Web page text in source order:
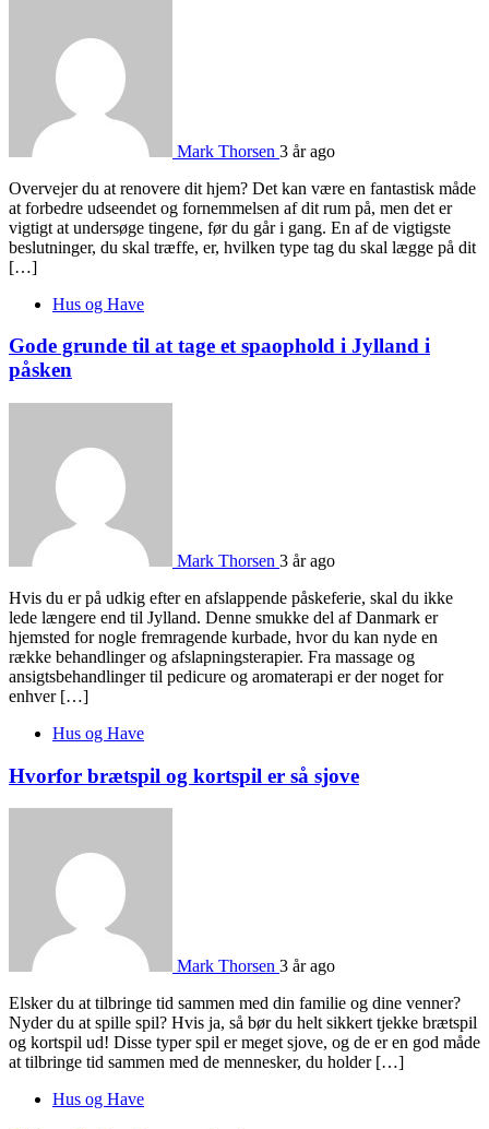
Mark Thorsen 3 år ago
Overvejer du at renovere dit hjem? Det kan være en fantastisk måde
at forbedre udseendet og fornemmelsen af dit rum på, men det er
vigtigt at undersøge tingene, før du går i gang. En af de vigtigste
beslutninger, du skal træffe, er, hvilken type tag du skal lægge på dit
[…]
Hus og Have
Gode grunde til at tage et spaophold i Jylland i
påsken
Mark Thorsen 3 år ago
Hvis du er på udkig efter en afslappende påskeferie, skal du ikke
lede længere end til Jylland. Denne smukke del af Danmark er
hjemsted for nogle fremragende kurbade, hvor du kan nyde en
række behandlinger og afslapningsterapier. Fra massage og
ansigtsbehandlinger til pedicure og aromaterapi er der noget for
enhver […]
Hus og Have
Hvorfor brætspil og kortspil er så sjove
Mark Thorsen 3 år ago
Elsker du at tilbringe tid sammen med din familie og dine venner?
Nyder du at spille spil? Hvis ja, så bør du helt sikkert tjekke brætspil
og kortspil ud! Disse typer spil er meget sjove, og de er en god måde
at tilbringe tid sammen med de mennesker, du holder […]
Hus og Have